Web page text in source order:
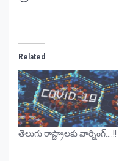
Related
తెలుగు రాష్ట్రాలకు వార్నింగ్….!!